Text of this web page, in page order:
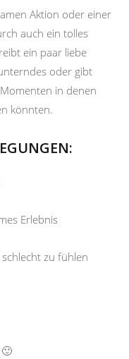
Aktion oder einer
auch ein tolles
ein paar liebe
oder gibt
in denen
könnten.
Erlebnis
schlecht zu fühlen